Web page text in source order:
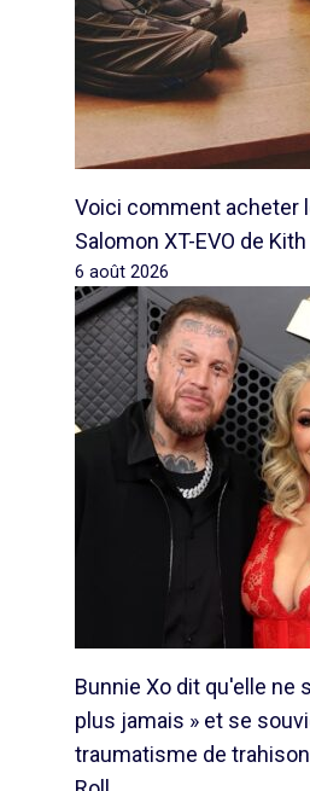
Voici comment acheter
Salomon XT-EVO de Kith
6 août 2026
Bunnie Xo dit qu'elle ne
plus jamais » et se
traumatisme de